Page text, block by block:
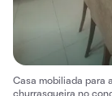
Casa mobiliada para
churrasqueira no